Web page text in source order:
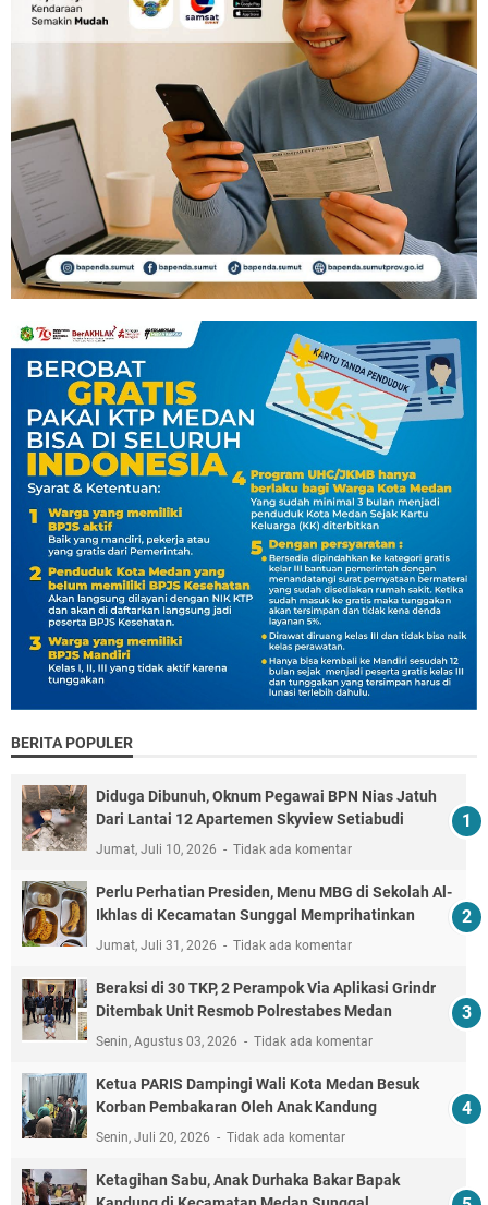
BERITA POPULER
Diduga Dibunuh, Oknum Pegawai BPN Nias Jatuh
Dari Lantai 12 Apartemen Skyview Setiabudi
Jumat, Juli 10, 2026 Tidak ada komentar
Perlu Perhatian Presiden, Menu MBG di Sekolah Al-
Ikhlas di Kecamatan Sunggal Memprihatinkan
Jumat, Juli 31, 2026 Tidak ada komentar
Beraksi di 30 TKP, 2 Perampok Via Aplikasi Grindr
Ditembak Unit Resmob Polrestabes Medan
Senin, Agustus 03, 2026 Tidak ada komentar
Ketua PARIS Dampingi Wali Kota Medan Besuk
Korban Pembakaran Oleh Anak Kandung
Senin, Juli 20, 2026 Tidak ada komentar
Ketagihan Sabu, Anak Durhaka Bakar Bapak